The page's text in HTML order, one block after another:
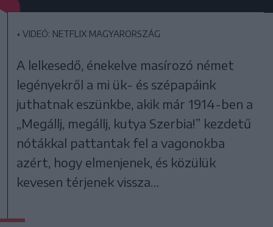
• VIDEÓ: NETFLIX MAGYARORSZÁG
A lelkesedő, énekelve masírozó német
legényekről a mi ük- és szépapáink
juthatnak eszünkbe, akik már 1914-ben a
„Megállj, megállj, kutya Szerbia!” kezdetű
nótákkal pattantak fel a vagonokba
azért, hogy elmenjenek, és közülük
kevesen térjenek vissza…